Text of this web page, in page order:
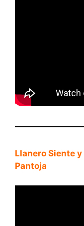
Llanero Siente
Pantoja